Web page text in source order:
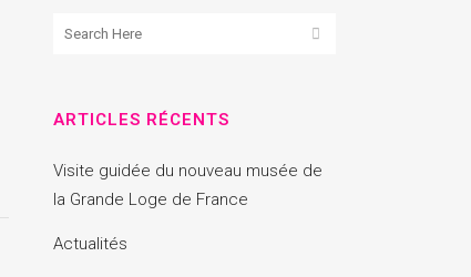
ARTICLES RÉCENTS
Visite guidée du nouveau musée de
la Grande Loge de France
Actualités